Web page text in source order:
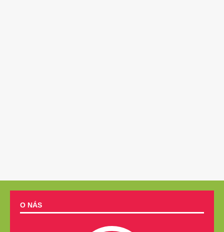
O NÁS